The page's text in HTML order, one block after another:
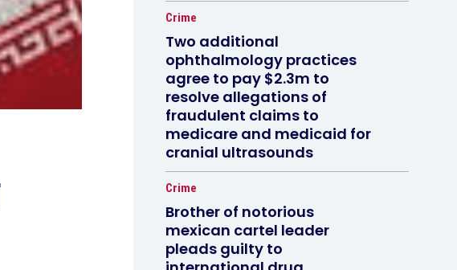
Crime
Two additional
ophthalmology practices
agree to pay $2.3m to
resolve allegations of
fraudulent claims to
medicare and medicaid for
cranial ultrasounds
Crime
Brother of notorious
mexican cartel leader
pleads guilty to